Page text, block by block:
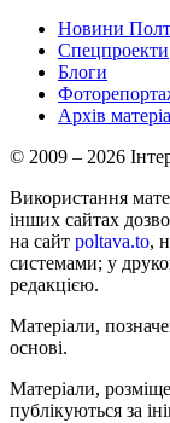
Новини
Спецпроекти
Блоги
Архів
© 2009 – 2026
Використання
інших сайтах
на сайт poltava.to,
системами; у
редакцією.
Матеріали,
основі.
Матеріали,
публікуються за